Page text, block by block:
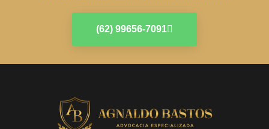
(62) 99656-7091